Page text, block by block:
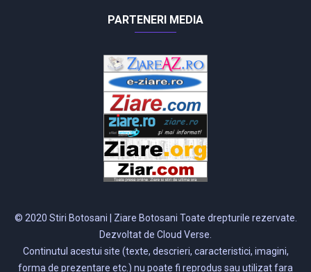
PARTENERI MEDIA
© 2020 Stiri Botosani | Ziare Botosani Toate drepturile rezervate.
Dezvoltat de Cloud Verse.
Continutul acestui site (texte, descrieri, caracteristici, imagini,
forma de prezentare etc.) nu poate fi reprodus sau utilizat fara